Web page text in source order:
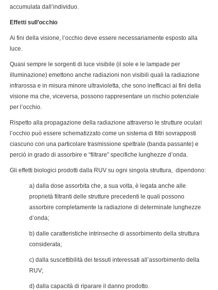
accumulata dall’individuo.
Effetti sull’occhio
Ai fini della visione, l’occhio deve essere necessariamente esposto alla
luce.
Quasi sempre le sorgenti di luce visibile (il sole e le lampade per
illuminazione) emettono anche radiazioni non visibili quali la radiazione
infrarossa e in misura minore ultravioletta, che sono inefficaci ai fini della
visione ma che, viceversa, possono rappresentare un rischio potenziale
per l’occhio.
Rispetto alla propagazione della radiazione attraverso le strutture oculari
l’occhio può essere schematizzato come un sistema di filtri sovrapposti
ciascuno con una particolare trasmissione spettrale (banda passante) e
perciò in grado di assorbire e “filtrare” specifiche lunghezze d’onda.
Gli effetti biologici prodotti dalla RUV su ogni singola struttura, dipendono:
a) dalla dose assorbita che, a sua volta, è legata anche alle
proprietà filtranti delle strutture precedenti le quali possono
assorbire completamente la radiazione di determinate lunghezze
d’onda;
b) dalle caratteristiche intrinseche di assorbimento della struttura
considerata;
c) dalla suscettibilità dei tessuti interessati all’assorbimento della
RUV;
d) dalla capacità di riparare il danno prodotto.